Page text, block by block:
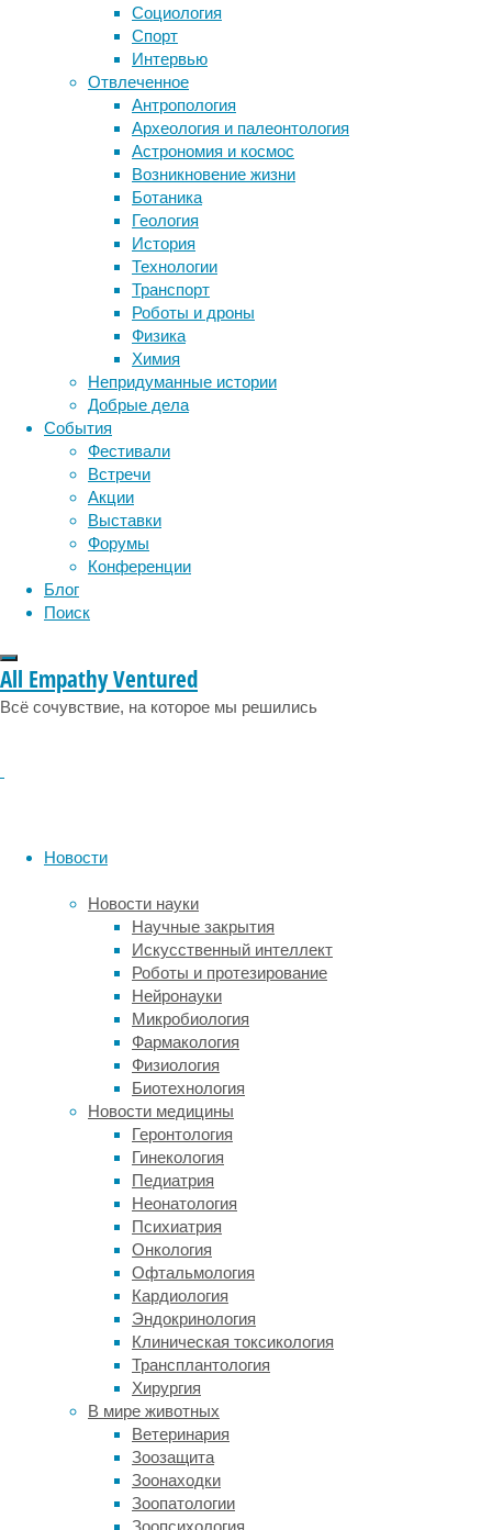
Социология
Спорт
Интервью
Отвлеченное
Антропология
Археология и палеонтология
Астрономия и космос
Возникновение жизни
Ботаника
Геология
История
Технологии
Транспорт
Роботы и дроны
Физика
Химия
Непридуманные истории
Добрые дела
События
Фестивали
Встречи
Акции
Выставки
Форумы
Конференции
Блог
Поиск
All Empathy Ventured
Всё сочувствие, на которое мы решились
Новости
Новости науки
Научные закрытия
Искусственный интеллект
Роботы и протезирование
Нейронауки
Микробиология
Фармакология
Физиология
Биотехнология
Новости медицины
Геронтология
Гинекология
Педиатрия
Неонатология
Психиатрия
Онкология
Офтальмология
Кардиология
Эндокринология
Клиническая токсикология
Трансплантология
Хирургия
В мире животных
Ветеринария
Зоозащита
Зоонаходки
Зоопатологии
Зоопсихология
определенной
зоне
мозга
с
нарушением
способности
управлять
эмоциями.
литературе
фигурирует
мнение,
что
тревога,
депрессия,
апатия
и
раздражительность
при
болезни
Альцгеймера
возникают
в
результате
раньше
исследования
конкретными
и
изменениями
мозге,
объясняли
именно
симптомы
развиваются
времени.
новом
исследовании
авторы
предложили
модель,
раскрывающую
этот
процесс.
Оказалось,
болезни
Метки
ДНК бактерии
биотехнология
генетика дети животные
здоровье знания иммунитет
инструменты и методы
исследования
лекарства медицина
мозг наука неврология
нейробиология
нейрофизиология
онкология
поведение
сон социальные проблемы
физиология
эмоции